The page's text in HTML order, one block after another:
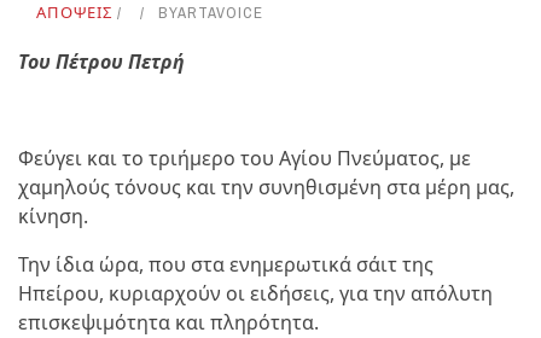
ΑΠΟΨΕΙΣ BYARTAVOICE
Του Πέτρου Πετρή
Φεύγει και το τριήμερο του Αγίου Πνεύματος, με
χαμηλούς τόνους και την συνηθισμένη στα μέρη μας,
κίνηση.
Την ίδια ώρα, που στα ενημερωτικά σάιτ της
Ηπείρου, κυριαρχούν οι ειδήσεις, για την απόλυτη
επισκεψιμότητα και πληρότητα.